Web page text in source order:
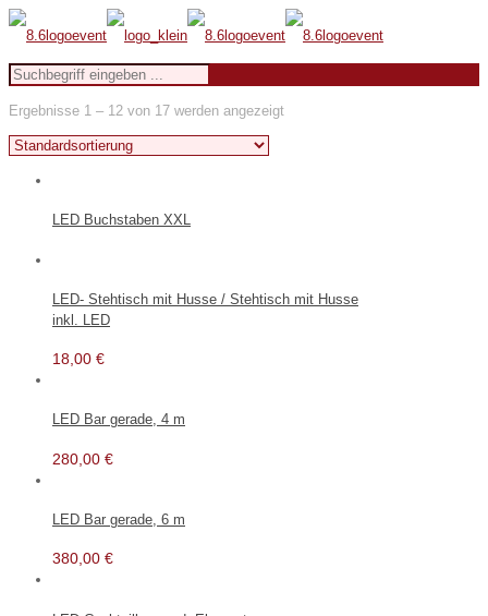
Ergebnisse 1 – 12 von 17 werden angezeigt
LED Buchstaben XXL
LED- Stehtisch mit Husse / Stehtisch mit Husse
inkl. LED
18,00 €
LED Bar gerade, 4 m
280,00 €
LED Bar gerade, 6 m
380,00 €